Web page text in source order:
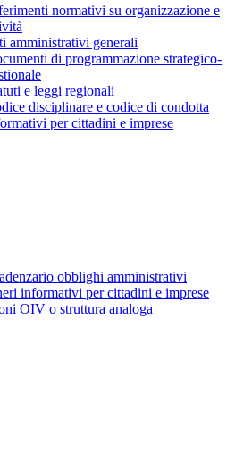
normativi su organizzazione e
amministrativi generali
di programmazione strategico-
e leggi regionali
disciplinare e codice di condotta
per cittadini e imprese
obblighi amministrativi
informativi per cittadini e imprese
OIV o struttura analoga